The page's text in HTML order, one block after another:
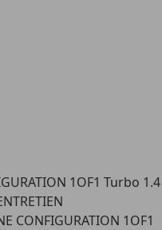
CONFIGURATION 1OF1